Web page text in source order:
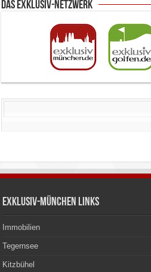
Das Exklusiv-Netzwerk
Exklusiv-München Links
Immobilien
Tegernsee
Kitzbühel